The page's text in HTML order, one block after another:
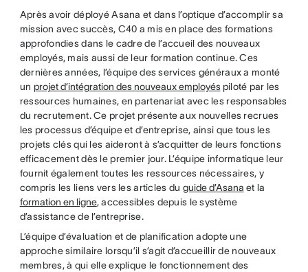
Après avoir déployé Asana et dans l’optique d’accomplir sa
mission avec succès, C40 a mis en place des formations
approfondies dans le cadre de l’accueil des nouveaux
employés, mais aussi de leur formation continue. Ces
dernières années, l’équipe des services généraux a monté
un projet d’intégration des nouveaux employéspiloté par les
ressources humaines, en partenariat avec les responsables
du recrutement. Ce projet présente aux nouvelles recrues
les processus d’équipe et d’entreprise, ainsi que tous les
projets clés qui les aideront à s’acquitter de leurs fonctions
efficacement dès le premier jour. L’équipe informatique leur
fournit également toutes les ressources nécessaires, y
compris les liens vers les articles du guide d’Asana et la
formation en ligne, accessibles depuis le système
d’assistance de l’entreprise.
L’équipe d’évaluation et de planification adopte une
approche similaire lorsqu’il s’agit d’accueillir de nouveaux
membres, à qui elle explique le fonctionnement des